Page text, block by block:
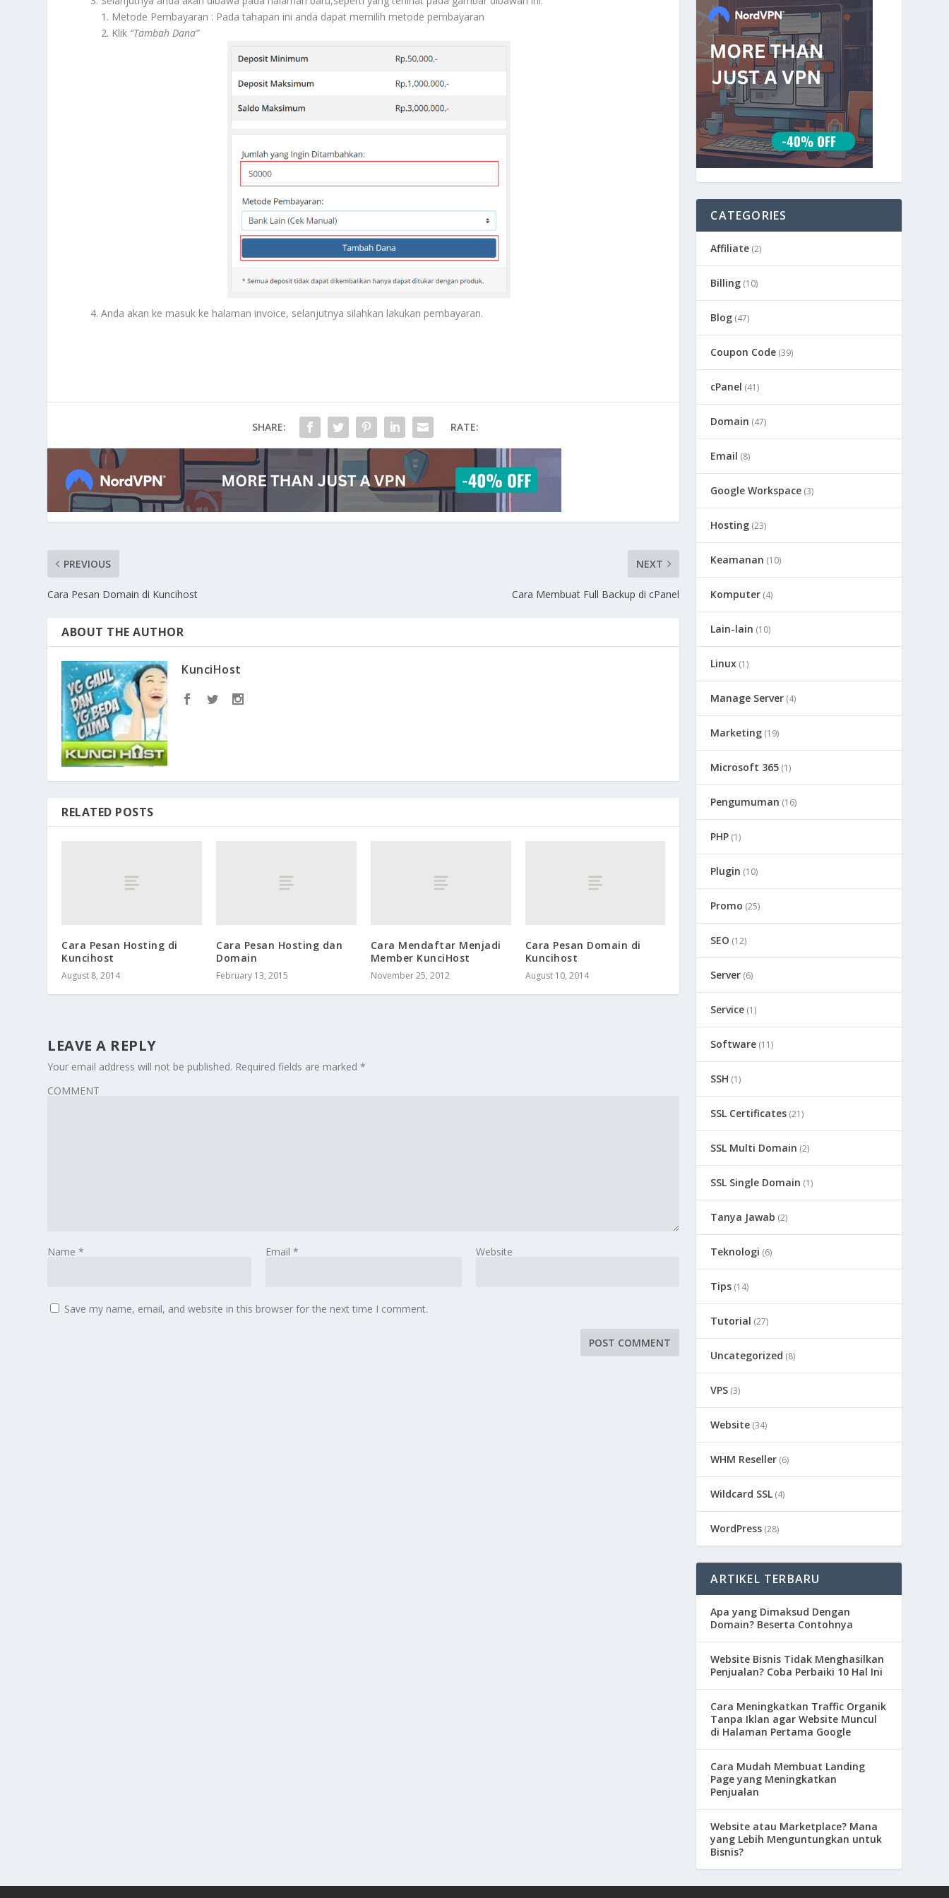
1. Metode Pembayaran : Pada tahapan ini anda dapat memilih metode pembayaran
2. Klik “Tambah Dana”
Anda akan ke masuk ke halaman invoice, selanjutnya silahkan lakukan pembayaran.
SHARE: RATE:
PREVIOUS
Cara Pesan Domain di Kuncihost
NEXT
Cara Membuat Full Backup di cPanel
ABOUT THE AUTHOR
KunciHost
RELATED POSTS
Cara Pesan Hosting di
Kuncihost
August 8, 2014
Cara Pesan Hosting dan
Domain
February 13, 2015
Cara Mendaftar Menjadi
Member KunciHost
November 25, 2012
Cara Pesan Domain di
Kuncihost
August 10, 2014
LEAVE A REPLY
Your email address will not be published. Required fields are marked*
COMMENT
Name* Email * Website
Save my name, email, and website in this browser for the next time I comment.
CATEGORIES
Affiliate (2)
Billing (10)
Blog (47)
Coupon Code (39)
cPanel (41)
Domain (47)
Email (8)
Google Workspace (3)
Hosting (23)
Keamanan (10)
Komputer (4)
Lain-lain (10)
Linux (1)
Manage Server (4)
Marketing (19)
Microsoft 365 (1)
Pengumuman (16)
PHP (1)
Plugin (10)
Promo (25)
SEO (12)
Server (6)
Service (1)
Software (11)
SSH (1)
SSL Certificates (21)
SSL Multi Domain (2)
SSL Single Domain (1)
Tanya Jawab (2)
Teknologi (6)
Tips (14)
Tutorial (27)
Uncategorized (8)
VPS (3)
Website (34)
WHM Reseller (6)
Wildcard SSL (4)
WordPress (28)
ARTIKEL TERBARU
Apa yang Dimaksud Dengan
Domain? Beserta Contohnya
Website Bisnis Tidak Menghasilkan
Penjualan? Coba Perbaiki 10 Hal Ini
Cara Meningkatkan Traffic Organik
Tanpa Iklan agar Website Muncul
di Halaman Pertama Google
Cara Mudah Membuat Landing
Page yang Meningkatkan
Penjualan
Website atau Marketplace? Mana
yang Lebih Menguntungkan untuk
Bisnis?